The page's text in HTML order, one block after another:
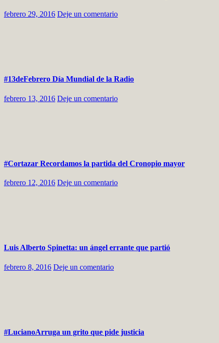
febrero 29, 2016 Deje un comentario
#13deFebrero Día Mundial de la Radio
febrero 13, 2016 Deje un comentario
#Cortazar Recordamos la partida del Cronopio mayor
febrero 12, 2016 Deje un comentario
Luis Alberto Spinetta: un ángel errante que partió
febrero 8, 2016 Deje un comentario
#LucianoArruga un grito que pide justicia